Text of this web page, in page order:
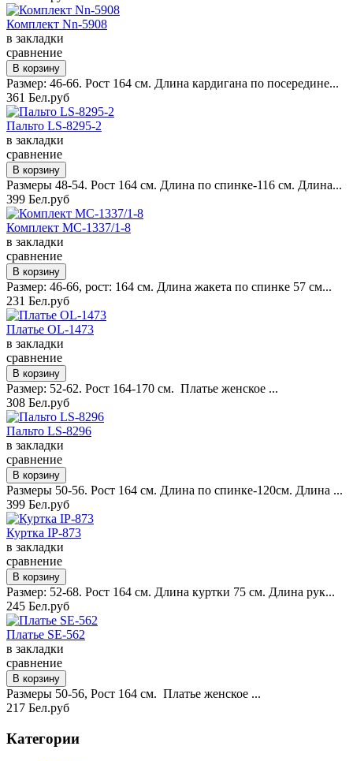
Комплект Nn-5908
в закладки
сравнение
Размер: 46-66. Рост 164 см. Длина кардигана по посередине...
361 Бел.руб
Пальто LS-8295-2
в закладки
сравнение
Размеры 48-54. Рост 164 см. Длина по спинке-116 см. Длина...
399 Бел.руб
Комплект MC-1337/1-8
в закладки
сравнение
Размер: 46-66, рост: 164 см. Длина жакета по спинке 57 см...
231 Бел.руб
Платье OL-1473
в закладки
сравнение
Размер: 52-62. Рост 164-170 см. Платье женское ...
308 Бел.руб
Пальто LS-8296
в закладки
сравнение
Размеры 50-56. Рост 164 см. Длина по спинке-120см. Длина ...
399 Бел.руб
Куртка IP-873
в закладки
сравнение
Размер: 52-68. Рост 164 см. Длина куртки 75 см. Длина рук...
245 Бел.руб
Платье SE-562
в закладки
сравнение
Размеры 50-56, Рост 164 см. Платье женское ...
217 Бел.руб
Категории